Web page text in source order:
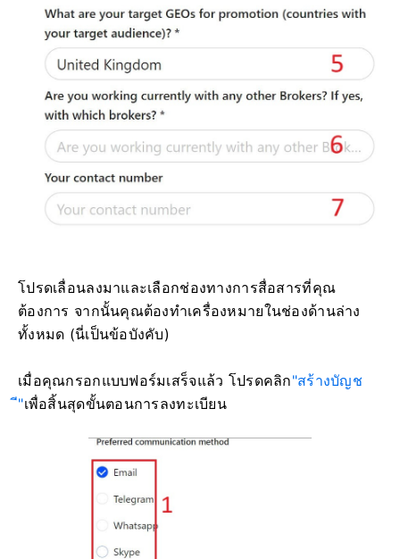
โปรดเลื่อนลงมาและเลือกช่องทางการสื่อสารที่คุณ
ต้องการ จากนั้นคุณต้องทำเครื่องหมายในช่องด้านล่าง
ทั้งหมด (นี่เป็นข้อบังคับ)
เมื่อคุณกรอกแบบฟอร์มเสร็จแล้ว โปรดคลิก"สร้างบัญช
ี"เพื่อสิ้นสุดขั้นตอนการลงทะเบียน